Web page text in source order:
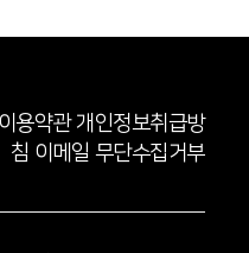
이용약관 개인정보취급방
침 이메일 무단수집거부